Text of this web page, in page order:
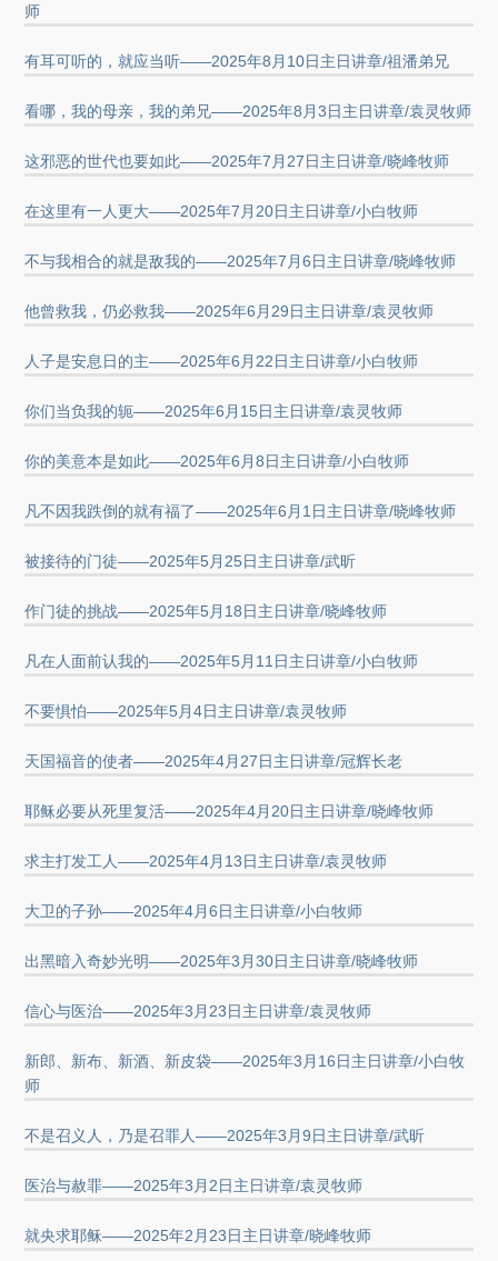
师
有耳可听的，就应当听——2025年8月10日主日讲章/祖潘弟兄
看哪，我的母亲，我的弟兄——2025年8月3日主日讲章/袁灵牧师
这邪恶的世代也要如此——2025年7月27日主日讲章/晓峰牧师
在这里有一人更大——2025年7月20日主日讲章/小白牧师
不与我相合的就是敌我的——2025年7月6日主日讲章/晓峰牧师
他曾救我，仍必救我——2025年6月29日主日讲章/袁灵牧师
人子是安息日的主——2025年6月22日主日讲章/小白牧师
你们当负我的轭——2025年6月15日主日讲章/袁灵牧师
你的美意本是如此——2025年6月8日主日讲章/小白牧师
凡不因我跌倒的就有福了——2025年6月1日主日讲章/晓峰牧师
被接待的门徒——2025年5月25日主日讲章/武昕
作门徒的挑战——2025年5月18日主日讲章/晓峰牧师
凡在人面前认我的——2025年5月11日主日讲章/小白牧师
不要惧怕——2025年5月4日主日讲章/袁灵牧师
天国福音的使者——2025年4月27日主日讲章/冠辉长老
耶稣必要从死里复活——2025年4月20日主日讲章/晓峰牧师
求主打发工人——2025年4月13日主日讲章/袁灵牧师
大卫的子孙——2025年4月6日主日讲章/小白牧师
出黑暗入奇妙光明——2025年3月30日主日讲章/晓峰牧师
信心与医治——2025年3月23日主日讲章/袁灵牧师
新郎、新布、新酒、新皮袋——2025年3月16日主日讲章/小白牧
师
不是召义人，乃是召罪人——2025年3月9日主日讲章/武昕
医治与赦罪——2025年3月2日主日讲章/袁灵牧师
就央求耶稣——2025年2月23日主日讲章/晓峰牧师